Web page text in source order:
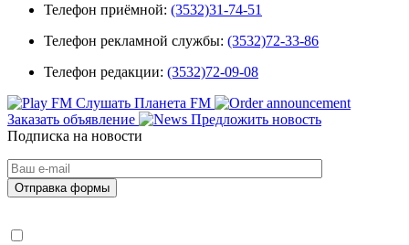
Телефон приёмной: (3532)31-74-51
Телефон рекламной службы: (3532)72-33-86
Телефон редакции: (3532)72-09-08
Слушать Планета FM
Заказать объявление
Предложить новость
Подписка на новости